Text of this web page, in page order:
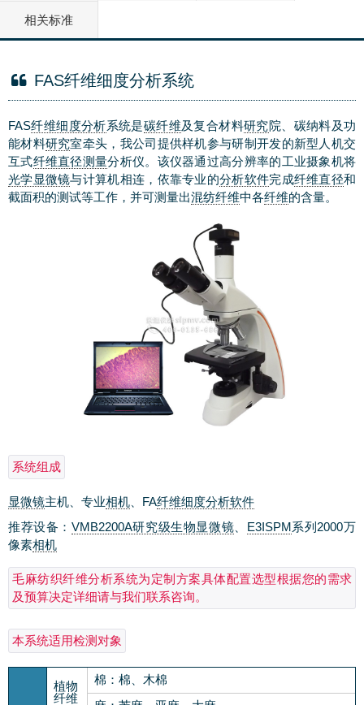
相关标准
FAS纤维细度分析系统
FAS纤维细度分析系统是碳纤维及复合材料研究院、碳纳料及功
能材料研究室牵头，我公司提供样机参与研制开发的新型人机交
互式纤维直径测量分析仪。该仪器通过高分辨率的工业摄象机将
光学显微镜与计算机相连，依靠专业的分析软件完成纤维直径和
截面积的测试等工作，并可测量出混纺纤维中各纤维的含量。
系统组成
显微镜主机、专业相机 、FA纤维细度分析软件
推荐设备： VMB2200A研究级生物显微镜 E3ISPM系列2000万
像素相机
毛麻纺织纤维分析系统为定制方案具体配置选型根据您的需求
及预算决定详细请与我们联系咨询。
本系统适用检测对象
植物
纤维
棉：棉、木棉